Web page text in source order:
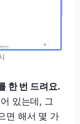
한 번 드려요.
있는데, 그
면 해서 몇 가